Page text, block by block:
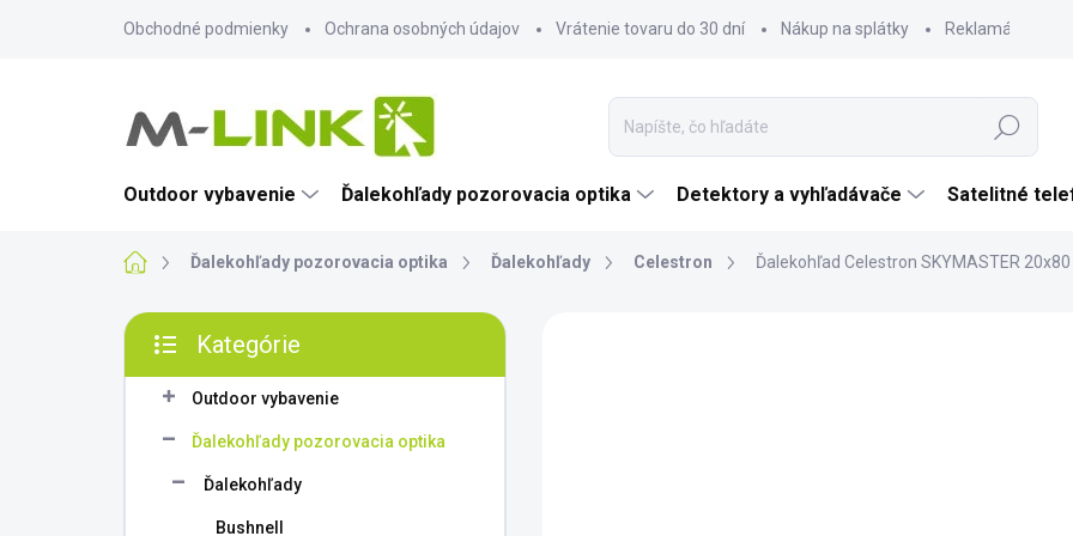
Obchodné podmienky Ochrana osobných údajov Vrátenie tovaru do 30 dní Nákup na splátky Reklamácia
Hľadať
Outdoor vybavenie Ďalekohľady pozorovacia optika Detektory a vyhľadávače Satelitné
DomovĎalekohľady pozorovacia optika Ďalekohľady Celestron Ďalekohľad Celestron SKYMASTER 20x80
B
č
kategórie
Kategórie
Outdoor vybavenie
Ďalekohľady pozorovacia optika
Ďalekohľady
Bushnell